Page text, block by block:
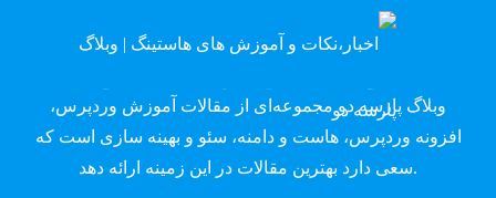
وبلاگ پارسه دِو
وبلاگ پارسه دو مجموعه‌ای از مقالات آموزش وردپرس،
افزونه وردپرس، هاست و دامنه، سئو و بهینه سازی است که
سعی دارد بهترین مقالات در این زمینه ارائه دهد.